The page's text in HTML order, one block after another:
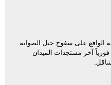
الواقع على سفوح جبل الصوانة
فورياً آخر مستجدات الميدان